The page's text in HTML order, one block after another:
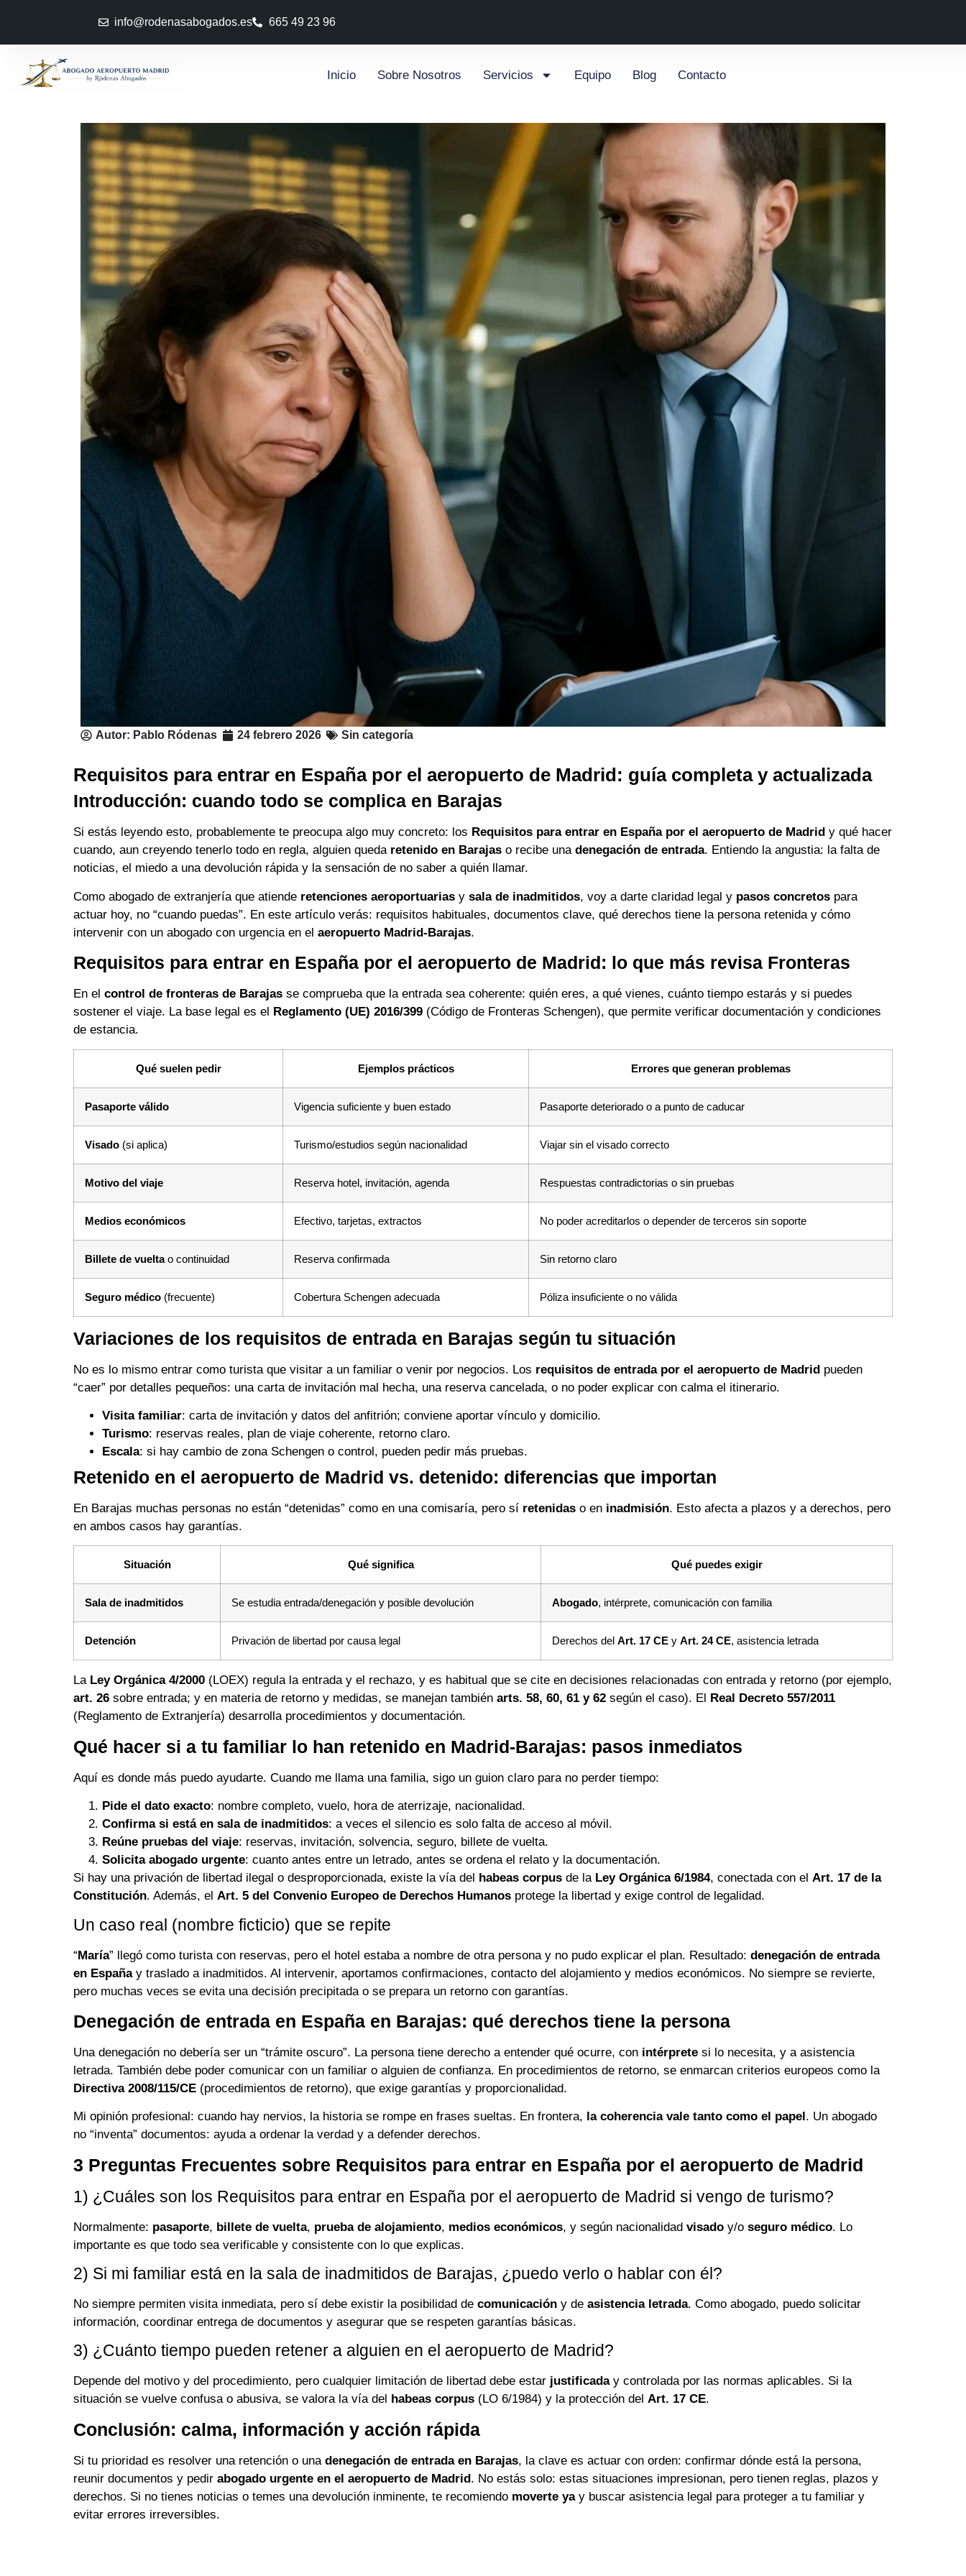
info@rodenasabogados.es 665 49 23 96
Inicio Sobre Nosotros Servicios Equipo Blog Contacto
Autor: Pablo Ródenas 24 febrero 2026 Sin categoría
Requisitos para entrar en España por el aeropuerto de Madrid: guía completa y actualizada
Introducción: cuando todo se complica en Barajas
Si estás leyendo esto, probablemente te preocupa algo muy concreto: los Requisitos para entrar en España por el aeropuerto de Madrid y qué hacer
cuando, aun creyendo tenerlo todo en regla, alguien queda retenido en Barajas o recibe una denegación de entrada. Entiendo la angustia: la falta de
noticias, el miedo a una devolución rápida y la sensación de no saber a quién llamar.
Como abogado de extranjería que atiende retenciones aeroportuarias y sala de inadmitidos, voy a darte claridad legal y pasos concretos para
actuar hoy, no “cuando puedas”. En este artículo verás: requisitos habituales, documentos clave, qué derechos tiene la persona retenida y cómo
intervenir con un abogado con urgencia en el aeropuerto Madrid-Barajas.
Requisitos para entrar en España por el aeropuerto de Madrid: lo que más revisa Fronteras
En el control de fronteras de Barajas se comprueba que la entrada sea coherente: quién eres, a qué vienes, cuánto tiempo estarás y si puedes
sostener el viaje. La base legal es el
Reglamento (UE) 2016/399 (Código de Fronteras Schengen), que permite verificar documentación y condiciones
de estancia.
Qué suelen pedir Ejemplos prácticos Errores que generan problemas
Pasaporte válido Vigencia suficiente y buen estado Pasaporte deteriorado o a punto de caducar
Visado (si aplica) Turismo/estudios según nacionalidad Viajar sin el visado correcto
Motivo del viaje Reserva hotel, invitación, agenda Respuestas contradictorias o sin pruebas
Medios económicos Efectivo, tarjetas, extractos No poder acreditarlos o depender de terceros sin soporte
Billete de vueltao continuidad Reserva confirmada Sin retorno claro
Seguro médico (frecuente) Cobertura Schengen adecuada Póliza insuficiente o no válida
Variaciones de los requisitos de entrada en Barajas según tu situación
No es lo mismo entrar como turista que visitar a un familiar o venir por negocios. Los requisitos de entrada por el aeropuerto de Madrid pueden
“caer” por detalles pequeños: una carta de invitación mal hecha, una reserva cancelada, o no poder explicar con calma el itinerario.
Visita familiar: carta de invitación y datos del anfitrión; conviene aportar vínculo y domicilio.
Turismo: reservas reales, plan de viaje coherente, retorno claro.
Escala: si hay cambio de zona Schengen o control, pueden pedir más pruebas.
Retenido en el aeropuerto de Madrid vs. detenido: diferencias que importan
En Barajas muchas personas no están “detenidas” como en una comisaría, pero sí retenidas o en inadmisión. Esto afecta a plazos y a derechos, pero
en ambos casos hay garantías.
Situación Qué significa Qué puedes exigir
Sala de inadmitidos Se estudia entrada/denegación y posible devolución Abogado, intérprete, comunicación con familia
Detención Privación de libertad por causa legal Derechos del Art. 17 CE y Art. 24 CE, asistencia letrada
La Ley Orgánica 4/2000 (LOEX) regula la entrada y el rechazo, y es habitual que se cite en decisiones relacionadas con entrada y retorno (por ejemplo,
art. 26 sobre entrada; y en materia de retorno y medidas, se manejan también arts. 58, 60, 61 y 62 según el caso). El
Real Decreto 557/2011
(Reglamento de Extranjería) desarrolla procedimientos y documentación.
Qué hacer si a tu familiar lo han retenido en Madrid-Barajas: pasos inmediatos
Aquí es donde más puedo ayudarte. Cuando me llama una familia, sigo un guion claro para no perder tiempo:
Pide el dato exacto: nombre completo, vuelo, hora de aterrizaje, nacionalidad.
Confirma si está en sala de inadmitidos: a veces el silencio es solo falta de acceso al móvil.
Reúne pruebas del viaje: reservas, invitación, solvencia, seguro, billete de vuelta.
Solicita abogado urgente: cuanto antes entre un letrado, antes se ordena el relato y la documentación.
Si hay una privación de libertad ilegal o desproporcionada, existe la vía del habeas corpus de la Ley Orgánica 6/1984, conectada con el Art. 17 de la
Constitución. Además, el Art. 5 del Convenio Europeo de Derechos Humanos protege la libertad y exige control de legalidad.
Un caso real (nombre ficticio) que se repite
“María” llegó como turista con reservas, pero el hotel estaba a nombre de otra persona y no pudo explicar el plan. Resultado: denegación de entrada
en Españay traslado a inadmitidos. Al intervenir, aportamos confirmaciones, contacto del alojamiento y medios económicos. No siempre se revierte,
pero muchas veces se evita una decisión precipitada o se prepara un retorno con garantías.
Denegación de entrada en España en Barajas: qué derechos tiene la persona
Una denegación no debería ser un “trámite oscuro”. La persona tiene derecho a entender qué ocurre, con intérprete si lo necesita, y a asistencia
letrada. También debe poder comunicar con un familiar o alguien de confianza. En procedimientos de retorno, se enmarcan criterios europeos como la
Directiva 2008/115/CE (procedimientos de retorno), que exige garantías y proporcionalidad.
Mi opinión profesional: cuando hay nervios, la historia se rompe en frases sueltas. En frontera, la coherencia vale tanto como el papel . Un abogado
no “inventa” documentos: ayuda a ordenar la verdad y a defender derechos.
3 Preguntas Frecuentes sobre Requisitos para entrar en España por el aeropuerto de Madrid
1) ¿Cuáles son los Requisitos para entrar en España por el aeropuerto de Madrid si vengo de turismo?
Normalmente: pasaporte, billete de vuelta, prueba de alojamiento, medios económicos, y según nacionalidad visado y/o seguro médico. Lo
importante es que todo sea verificable y consistente con lo que explicas.
2) Si mi familiar está en la sala de inadmitidos de Barajas, ¿puedo verlo o hablar con él?
No siempre permiten visita inmediata, pero sí debe existir la posibilidad de comunicación y de asistencia letrada. Como abogado, puedo solicitar
información, coordinar entrega de documentos y asegurar que se respeten garantías básicas.
3) ¿Cuánto tiempo pueden retener a alguien en el aeropuerto de Madrid?
Depende del motivo y del procedimiento, pero cualquier limitación de libertad debe estar justificaday controlada por las normas aplicables. Si la
situación se vuelve confusa o abusiva, se valora la vía del
habeas corpus (LO 6/1984) y la protección del Art. 17 CE.
Conclusión: calma, información y acción rápida
Si tu prioridad es resolver una retención o una denegación de entrada en Barajas, la clave es actuar con orden: confirmar dónde está la persona,
reunir documentos y pedir abogado urgente en el aeropuerto de Madrid. No estás solo: estas situaciones impresionan, pero tienen reglas, plazos y
derechos. Si no tienes noticias o temes una devolución inminente, te recomiendo moverte yay buscar asistencia legal para proteger a tu familiar y
evitar errores irreversibles.